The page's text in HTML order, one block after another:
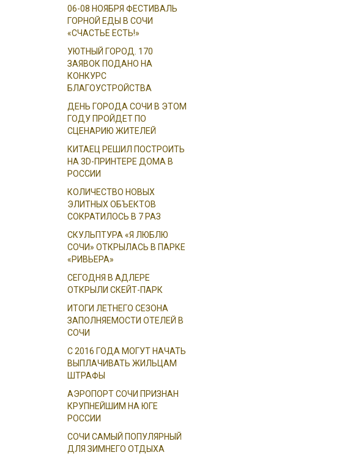
06-08 НОЯБРЯ ФЕСТИВАЛЬ
ГОРНОЙ ЕДЫ В СОЧИ
«СЧАСТЬЕ ЕСТЬ!»
УЮТНЫЙ ГОРОД. 170
ЗАЯВОК ПОДАНО НА
КОНКУРС
БЛАГОУСТРОЙСТВА
ДЕНЬ ГОРОДА СОЧИ В ЭТОМ
ГОДУ ПРОЙДЕТ ПО
СЦЕНАРИЮ ЖИТЕЛЕЙ
КИТАЕЦ РЕШИЛ ПОСТРОИТЬ
НА 3D-ПРИНТЕРЕ ДОМА В
РОССИИ
КОЛИЧЕСТВО НОВЫХ
ЭЛИТНЫХ ОБЪЕКТОВ
СОКРАТИЛОСЬ В 7 РАЗ
СКУЛЬПТУРА «Я ЛЮБЛЮ
СОЧИ» ОТКРЫЛАСЬ В ПАРКЕ
«РИВЬЕРА»
СЕГОДНЯ В АДЛЕРЕ
ОТКРЫЛИ СКЕЙТ-ПАРК
ИТОГИ ЛЕТНЕГО СЕЗОНА
ЗАПОЛНЯЕМОСТИ ОТЕЛЕЙ В
СОЧИ
С 2016 ГОДА МОГУТ НАЧАТЬ
ВЫПЛАЧИВАТЬ ЖИЛЬЦАМ
ШТРАФЫ
АЭРОПОРТ СОЧИ ПРИЗНАН
КРУПНЕЙШИМ НА ЮГЕ
РОССИИ
СОЧИ САМЫЙ ПОПУЛЯРНЫЙ
ДЛЯ ЗИМНЕГО ОТДЫХА